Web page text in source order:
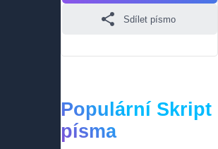
Sdílet písmo
Populární Skript
písma